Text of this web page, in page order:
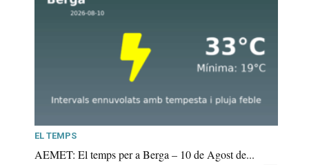
EL TEMPS
AEMET: El temps per a Berga – 10 de Agost de...